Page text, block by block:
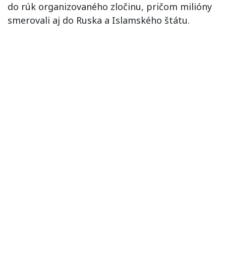
do rúk organizovaného zločinu, pričom milióny
smerovali aj do Ruska a Islamského štátu.